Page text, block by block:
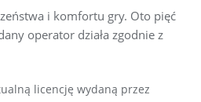
i komfortu gry. Oto pięć
operator działa zgodnie z
licencję wydaną przez